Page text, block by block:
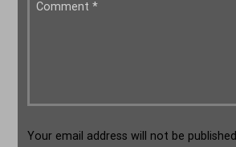
Your email address will not be